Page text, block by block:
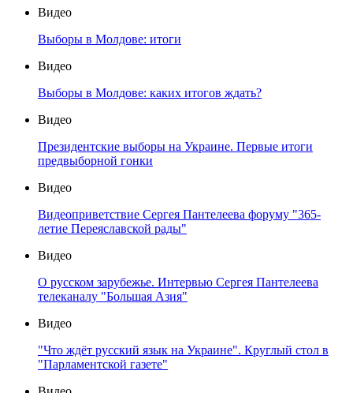
Видео
Выборы в Молдове: итоги
Видео
Выборы в Молдове: каких итогов ждать?
Видео
Президентские выборы на Украине. Первые итоги
предвыборной гонки
Видео
Видеоприветствие Сергея Пантелеева форуму "365-
летие Переяславской рады"
Видео
О русском зарубежье. Интервью Сергея Пантелеева
телеканалу "Большая Азия"
Видео
"Что ждёт русский язык на Украине". Круглый стол в
"Парламентской газете"